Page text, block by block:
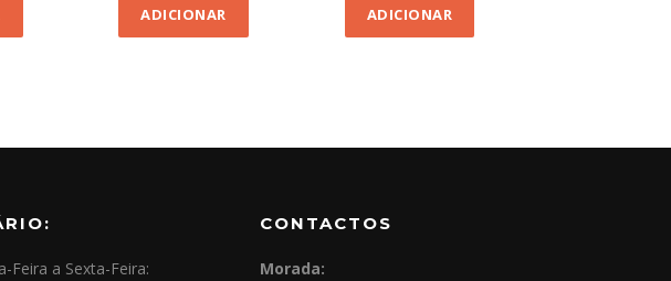
ADICIONAR ADICIONAR
Feira a Sexta-Feira:
CONTACTOS
Morada: